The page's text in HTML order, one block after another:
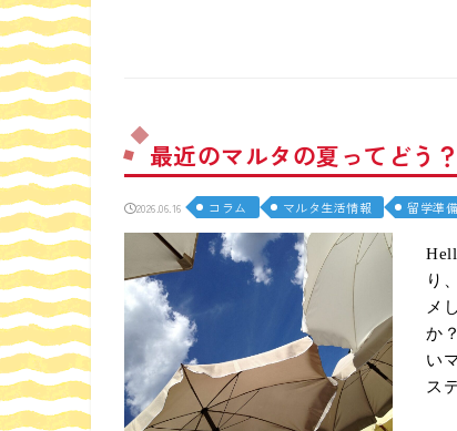
最近のマルタの夏ってどう
2026.06.16 コラム マルタ生活情報 留学準備
り
メ
か
い
ス